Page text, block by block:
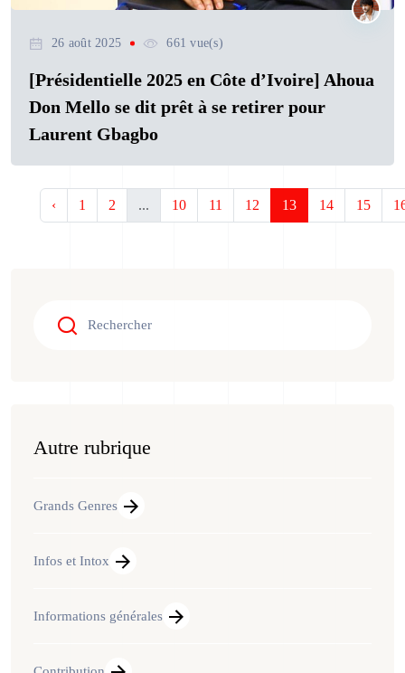
26 août 2025 661 vue(s)
[Présidentielle 2025 en Côte d’Ivoire] Ahoua
Don Mello se dit prêt à se retirer pour
Laurent Gbagbo
‹ 1 2 ... 10 11 12 13 14 15
Autre rubrique
Grands Genres
Infos et Intox
Informations générales